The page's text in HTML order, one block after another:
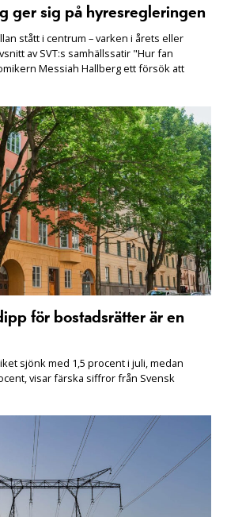
ger sig på hyresregleringen
stått i centrum – varken i årets eller
av SVT:s samhällssatir "Hur fan
Messiah Hallberg ett försök att
för bostadsrätter är en
sjönk med 1,5 procent i juli, medan
visar färska siffror från Svensk